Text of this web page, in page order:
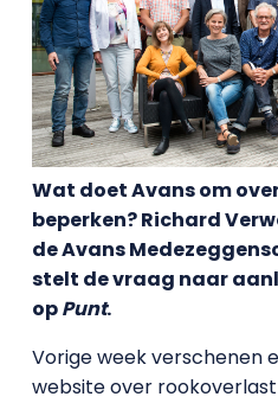
Wat doet Avans om
beperken? Richard
de Avans
stelt de vraag naar
opPunt.
Vorige week verschenen
website over